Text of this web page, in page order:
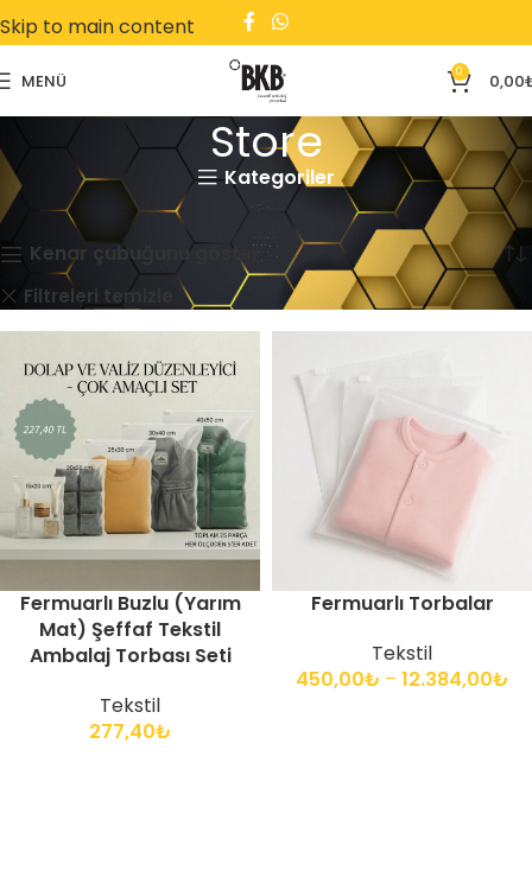
Skip to main content
MENÜ 0 0,00
Store
Kategoriler
Ana Sayfa
Store
2 sonucun tümü gösteriliyor
Kenar çubuğunu göster
Filtreleri temizle Tekstil
Fermuarlı Buzlu (Yarım
Mat) Şeffaf Tekstil
Ambalaj Torbası Seti
Tekstil
277,40₺
Fermuarlı Torbalar
Tekstil
450,00₺ – 12.384,00₺